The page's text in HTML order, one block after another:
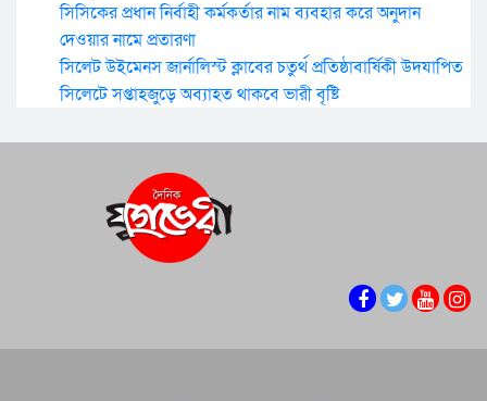
সিসিকের প্রধান নির্বাহী কর্মকর্তার নাম ব্যবহার করে অনুদান
দেওয়ার নামে প্রতারণা
সিলেট উইমেনস জার্নালিস্ট ক্লাবের চতুর্থ প্রতিষ্ঠাবার্ষিকী উদযাপিত
সিলেটে সপ্তাহজুড়ে অব্যাহত থাকবে ভারী বৃষ্টি